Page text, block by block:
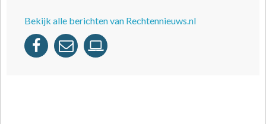
Bekijk alle berichten van Rechtennieuws.nl